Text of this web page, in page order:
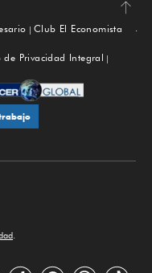
Subir
Club El Economista
de Privacidad Integral
.